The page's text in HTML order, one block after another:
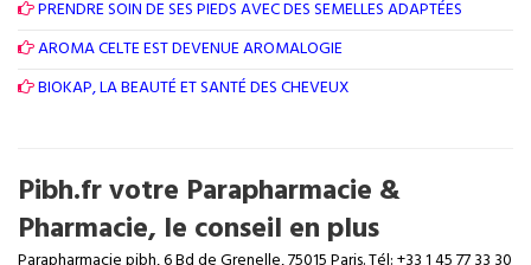
PRENDRE SOIN DE SES PIEDS AVEC DES SEMELLES ADAPTÉES
AROMA CELTE EST DEVENUE AROMALOGIE
BIOKAP, LA BEAUTÉ ET SANTÉ DES CHEVEUX
Pibh.fr votre Parapharmacie &
Pharmacie, le conseil en plus